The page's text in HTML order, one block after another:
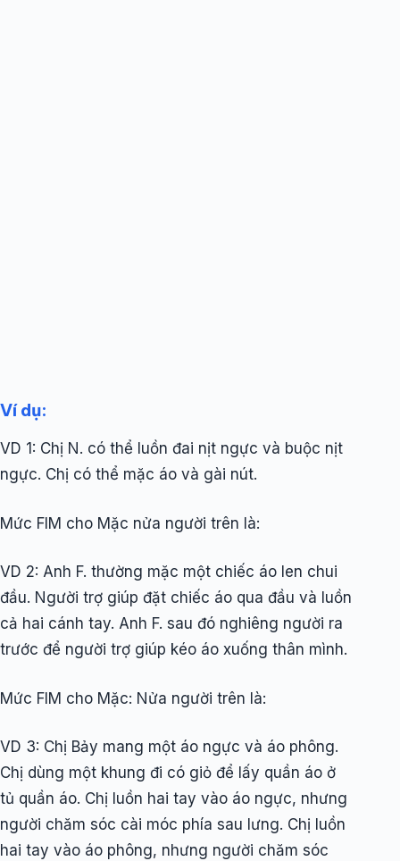
Ví dụ:
VD 1: Chị N. có thể luồn đai nịt ngực và buộc nịt
ngực. Chị có thể mặc áo và gài nút.
Mức FIM cho Mặc nửa người trên là:
VD 2: Anh F. thường mặc một chiếc áo len chui
đầu. Người trợ giúp đặt chiếc áo qua đầu và luồn
cả hai cánh tay. Anh F. sau đó nghiêng người ra
trước để người trợ giúp kéo áo xuống thân mình.
Mức FIM cho Mặc: Nửa người trên là:
VD 3: Chị Bảy mang một áo ngực và áo phông.
Chị dùng một khung đi có giỏ để lấy quần áo ở
tủ quần áo. Chị luồn hai tay vào áo ngực, nhưng
người chăm sóc cài móc phía sau lưng. Chị luồn
hai tay vào áo phông, nhưng người chăm sóc